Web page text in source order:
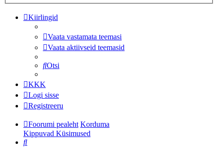
Kiirlingid
Vaata vastamata teemasi
Vaata aktiivseid teemasid
Otsi
KKK
Logi sisse
Registreeru
Foorumi pealeht Korduma
Kippuvad Küsimused
Otsi